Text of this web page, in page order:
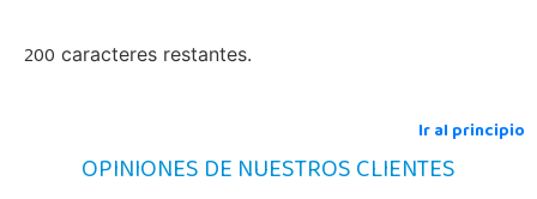
200 caracteres restantes.
Ir al principio
OPINIONES DE NUESTROS CLIENTES